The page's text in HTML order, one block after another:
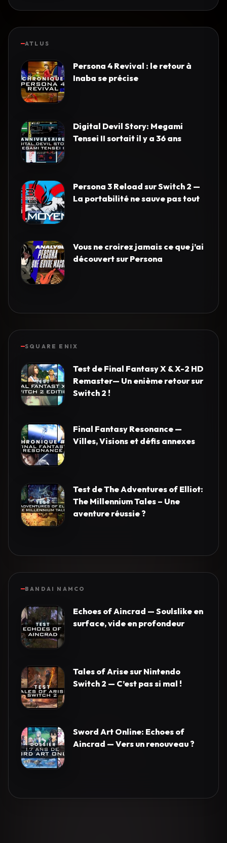
ATLUS
Persona 4 Revival : le retour à
Inaba se précise
Digital Devil Story: Megami
Tensei II sortait il y a 36 ans
Persona 3 Reload sur Switch 2 —
La portabilité ne sauve pas tout
Vous ne croirez jamais ce que j’ai
découvert sur Persona
SQUARE ENIX
Test de Final Fantasy X & X-2 HD
Remaster— Un enième retour sur
Switch 2 !
Final Fantasy Resonance —
Villes, Visions et défis annexes
Test de The Adventures of Elliot:
The Millennium Tales – Une
aventure réussie ?
BANDAI NAMCO
Echoes of Aincrad — Soulslike en
surface, vide en profondeur
Tales of Arise sur Nintendo
Switch 2 — C’est pas si mal !
Sword Art Online: Echoes of
Aincrad — Vers un renouveau ?